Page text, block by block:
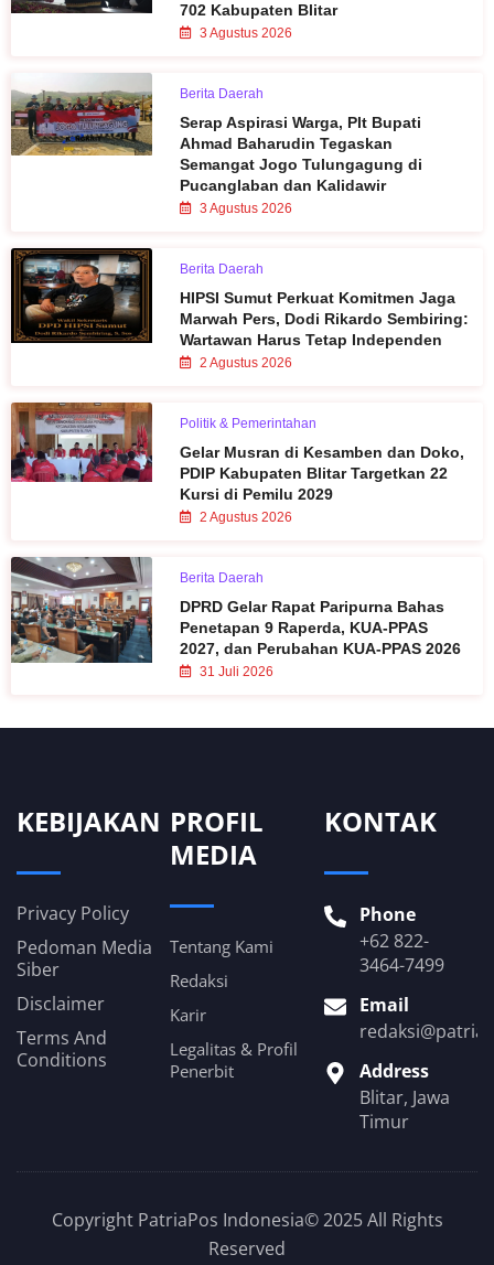
702 Kabupaten Blitar
3 Agustus 2026
Berita Daerah
Serap Aspirasi Warga, Plt Bupati
Ahmad Baharudin Tegaskan
Semangat Jogo Tulungagung di
Pucanglaban dan Kalidawir
3 Agustus 2026
Berita Daerah
HIPSI Sumut Perkuat Komitmen Jaga
Marwah Pers, Dodi Rikardo Sembiring:
Wartawan Harus Tetap Independen
2 Agustus 2026
Politik & Pemerintahan
Gelar Musran di Kesamben dan Doko,
PDIP Kabupaten Blitar Targetkan 22
Kursi di Pemilu 2029
2 Agustus 2026
Berita Daerah
DPRD Gelar Rapat Paripurna Bahas
Penetapan 9 Raperda, KUA-PPAS
2027, dan Perubahan KUA-PPAS 2026
31 Juli 2026
KEBIJAKAN
Privacy Policy
Pedoman Media
Siber
Disclaimer
Terms And
Conditions
PROFIL
MEDIA
Tentang Kami
Redaksi
Karir
Legalitas & Profil
Penerbit
KONTAK
Phone
+62 822-
3464-7499
Email
Address
Blitar, Jawa
Timur
Copyright PatriaPos Indonesia© 2025 All Rights
Reserved